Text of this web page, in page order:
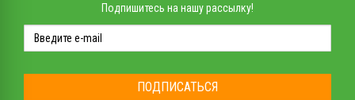
Подпишитесь на нашу рассылку!
ПОДПИСАТЬСЯ